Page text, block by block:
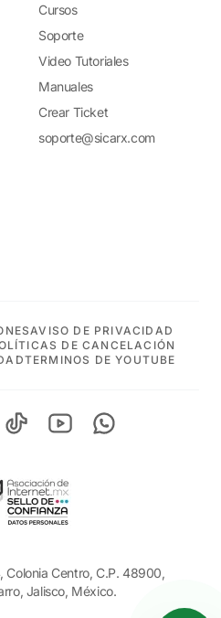
Cursos
Soporte
Video Tutoriales
Manuales
Crear Ticket
soporte@sicarx.com
AVISO DE PRIVACIDAD
DE CANCELACIÓN
TERMINOS DE YOUTUBE
Colonia Centro, C.P. 48900,
Jalisco, México.